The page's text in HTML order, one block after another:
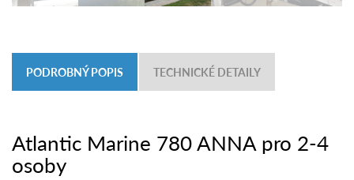
PODROBNÝ POPIS TECHNICKÉ DETAILY
Atlantic Marine 780 ANNA pro 2-4
osoby